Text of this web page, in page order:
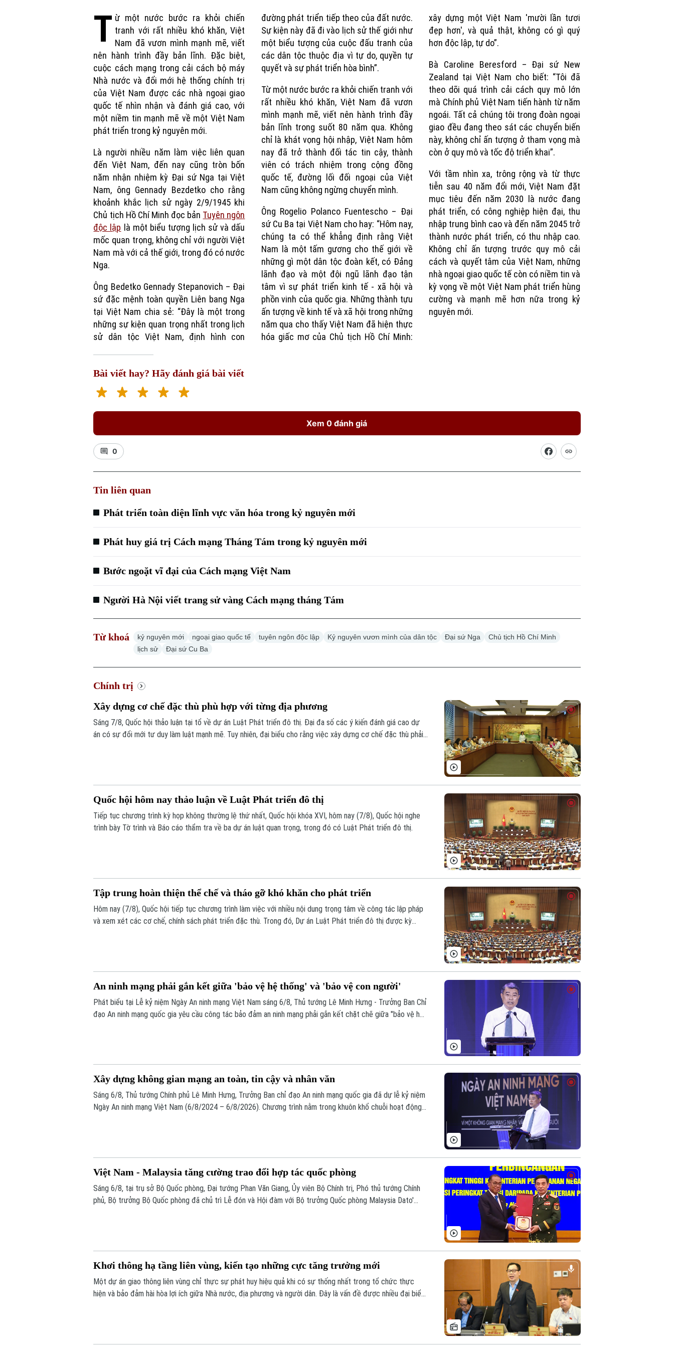
Time
T ừ một nước bước ra khỏi chiến
tranh với rất nhiều khó khăn, Việt
Nam đã vươn mình mạnh mẽ, viết
nên hành trình đầy bản lĩnh. Đặc biệt,
cuộc cách mạng trong cải cách bộ máy
Nhà nước và đổi mới hệ thống chính trị
của Việt Nam được các nhà ngoại giao
quốc tế nhìn nhận và đánh giá cao, với
một niềm tin mạnh mẽ về một Việt Nam
phát triển trong kỷ nguyên mới.
Là người nhiều năm làm việc liên quan
đến Việt Nam, đến nay cũng tròn bốn
năm nhận nhiệm kỳ Đại sứ Nga tại Việt
Nam, ông Gennady Bezdetko cho rằng
khoảnh khắc lịch sử ngày 2/9/1945 khi
Chủ tịch Hồ Chí Minh đọc bản Tuyên ngôn
độc lập là một biểu tượng lịch sử và dấu
mốc quan trọng, không chỉ với người Việt
Nam mà với cả thế giới, trong đó có nước
Nga.
Ông Bedetko Gennady Stepanovich – Đại
sứ đặc mệnh toàn quyền Liên bang Nga
tại Việt Nam chia sẻ: “Đây là một trong
những sự kiện quan trọng nhất trong lịch
sử dân tộc Việt Nam, định hình con
đường phát triển tiếp theo của đất nước.
Sự kiện này đã đi vào lịch sử thế giới như
một biểu tượng của cuộc đấu tranh của
các dân tộc thuộc địa vì tự do, quyền tự
quyết và sự phát triển hòa bình”.
Từ một nước bước ra khỏi chiến tranh với
rất nhiều khó khăn, Việt Nam đã vươn
mình mạnh mẽ, viết nên hành trình đầy
bản lĩnh trong suốt 80 năm qua. Không
chỉ là khát vọng hội nhập, Việt Nam hôm
nay đã trở thành đối tác tin cậy, thành
viên có trách nhiệm trong cộng đồng
quốc tế, đường lối đối ngoại của Việt
Nam cũng không ngừng chuyển mình.
Ông Rogelio Polanco Fuentescho – Đại
sứ Cu Ba tại Việt Nam cho hay: “Hôm nay,
chúng ta có thể khẳng định rằng Việt
Nam là một tấm gương cho thế giới về
những gì một dân tộc đoàn kết, có Đảng
lãnh đạo và một đội ngũ lãnh đạo tận
tâm vì sự phát triển kinh tế - xã hội và
phồn vinh của quốc gia. Những thành tựu
ấn tượng về kinh tế và xã hội trong những
năm qua cho thấy Việt Nam đã hiện thực
hóa giấc mơ của Chủ tịch Hồ Chí Minh:
xây dựng một Việt Nam 'mười lần tươi
đẹp hơn', và quả thật, không có gì quý
hơn độc lập, tự do”.
Bà Caroline Beresford – Đại sứ New
Zealand tại Việt Nam cho biết: “Tôi đã
theo dõi quá trình cải cách quy mô lớn
mà Chính phủ Việt Nam tiến hành từ năm
ngoái. Tất cả chúng tôi trong đoàn ngoại
giao đều đang theo sát các chuyển biến
này, không chỉ ấn tượng ở tham vọng mà
còn ở quy mô và tốc độ triển khai”.
Với tầm nhìn xa, trông rộng và từ thực
tiễn sau 40 năm đổi mới, Việt Nam đặt
mục tiêu đến năm 2030 là nước đang
phát triển, có công nghiệp hiện đại, thu
nhập trung bình cao và đến năm 2045 trở
thành nước phát triển, có thu nhập cao.
Không chỉ ấn tượng trước quy mô cải
cách và quyết tâm của Việt Nam, những
nhà ngoại giao quốc tế còn có niềm tin và
kỳ vọng về một Việt Nam phát triển hùng
cường và mạnh mẽ hơn nữa trong kỷ
nguyên mới.
Bài viết hay? Hãy đánh giá bài viết
Xem 0 đánh giá
0
Tin liên quan
Phát triển toàn diện lĩnh vực văn hóa trong kỷ nguyên mới
Phát huy giá trị Cách mạng Tháng Tám trong kỷ nguyên mới
Bước ngoặt vĩ đại của Cách mạng Việt Nam
Người Hà Nội viết trang sử vàng Cách mạng tháng Tám
Từ khoá kỷ nguyên mới ngoại giao quốc tế tuyên ngôn độc lập Kỷ nguyên vươn mình của dân tộc Đại sứ Nga
Chủ tịch Hồ Chí Minh
lịch sử
Đại sứ Cu Ba
Chính trị
Xây dựng cơ chế đặc thù phù hợp với từng địa phương
Sáng 7/8, Quốc hội thảo luận tại tổ về dự án Luật Phát triển đô thị. Đại đa số các ý kiến đánh giá cao dự
án có sự đổi mới tư duy làm luật mạnh mẽ. Tuy nhiên, đại biểu cho rằng việc xây dựng cơ chế đặc thù phải
Quốc hội hôm nay thảo luận về Luật Phát triển đô thị
Tiếp tục chương trình kỳ họp không thường lệ thứ nhất, Quốc hội khóa XVI, hôm nay (7/8), Quốc hội nghe
trình bày Tờ trình và Báo cáo thẩm tra về ba dự án luật quan trọng, trong đó có Luật Phát triển đô thị.
Tập trung hoàn thiện thể chế và tháo gỡ khó khăn cho phát triển
Hôm nay (7/8), Quốc hội tiếp tục chương trình làm việc với nhiều nội dung trọng tâm về công tác lập pháp
và xem xét các cơ chế, chính sách phát triển đặc thù. Trong đó, Dự án Luật Phát triển đô thị được kỳ
An ninh mạng phải gắn kết giữa 'bảo vệ hệ thống' và 'bảo vệ con người'
Phát biểu tại Lễ kỷ niệm Ngày An ninh mạng Việt Nam sáng 6/8, Thủ tướng Lê Minh Hưng - Trưởng Ban Chỉ
đạo An ninh mạng quốc gia yêu cầu công tác bảo đảm an ninh mạng phải gắn kết chặt chẽ giữa "bảo vệ hệ
Xây dựng không gian mạng an toàn, tin cậy và nhân văn
Sáng 6/8, Thủ tướng Chính phủ Lê Minh Hưng, Trưởng Ban chỉ đạo An ninh mạng quốc gia đã dự lễ kỷ niệm
Ngày An ninh mạng Việt Nam (6/8/2024 – 6/8/2026). Chương trình nằm trong khuôn khổ chuỗi hoạt động
Việt Nam - Malaysia tăng cường trao đổi hợp tác quốc phòng
Sáng 6/8, tại trụ sở Bộ Quốc phòng, Đại tướng Phan Văn Giang, Ủy viên Bộ Chính trị, Phó thủ tướng Chính
phủ, Bộ trưởng Bộ Quốc phòng đã chủ trì Lễ đón và Hội đàm với Bộ trưởng Quốc phòng Malaysia Dato'
Khơi thông hạ tầng liên vùng, kiến tạo những cực tăng trưởng mới
Một dự án giao thông liên vùng chỉ thực sự phát huy hiệu quả khi có sự thống nhất trong tổ chức thực
hiện và bảo đảm hài hòa lợi ích giữa Nhà nước, địa phương và người dân. Đây là vấn đề được nhiều đại biểu